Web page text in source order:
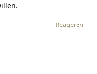
Reageren